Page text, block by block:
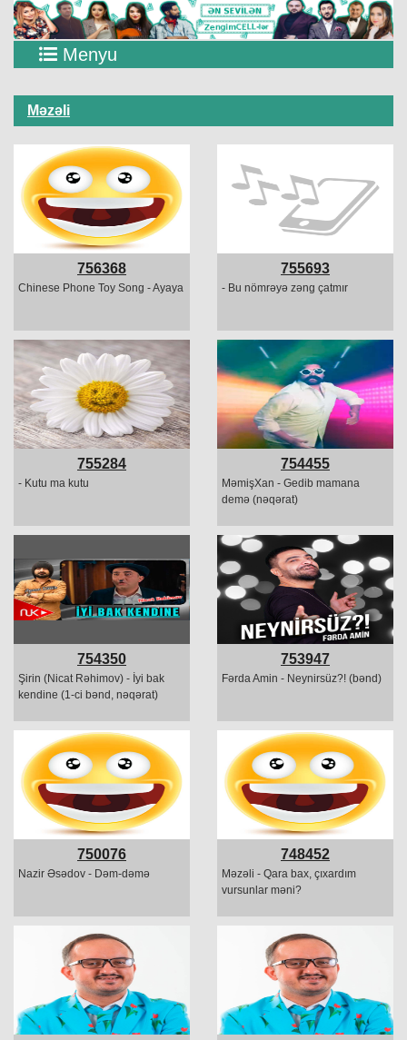
Menyu
Məzəli
756368
Chinese Phone Toy Song - Ayaya
755693
- Bu nömrəyə zəng çatmır
755284
- Kutu ma kutu
754455
MəmişXan - Gedib mamana
demə (nəqərat)
754350
Şirin (Nicat Rəhimov) - İyi bak
kendine (1-ci bənd, nəqərat)
753947
Fərda Amin - Neynirsüz?! (bənd)
750076
Nazir Əsədov - Dəm-dəmə
748452
Məzəli - Qara bax, çıxardım
vursunlar məni?